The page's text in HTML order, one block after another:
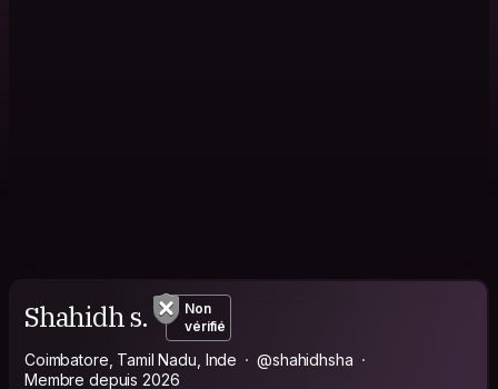
Shahidh s.
Non
vérifié
Coimbatore, Tamil Nadu, Inde
@shahidhsha
Membre depuis 2026